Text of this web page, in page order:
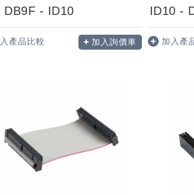
DB9F - ID10
產品比較 加入詢價車
ID10 -
加入產